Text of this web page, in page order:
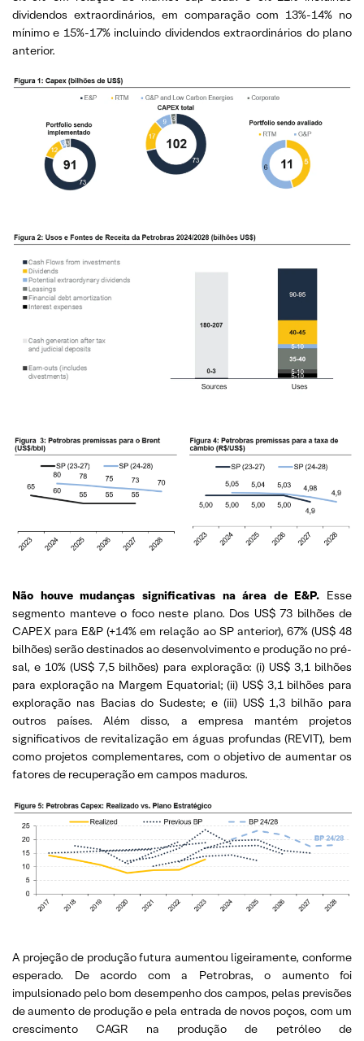
dividendos extraordinários, em comparação com 13%-14% no
mínimo e 15%-17% incluindo dividendos extraordinários do plano
anterior.
Não houve mudanças significativas na área de E&P. Esse
segmento manteve o foco neste plano. Dos US$ 73 bilhões de
CAPEX para E&P (+14% em relação ao SP anterior), 67% (US$ 48
bilhões) serão destinados ao desenvolvimento e produção no pré-
sal, e 10% (US$ 7,5 bilhões) para exploração: (i) US$ 3,1 bilhões
para exploração na Margem Equatorial; (ii) US$ 3,1 bilhões para
exploração nas Bacias do Sudeste; e (iii) US$ 1,3 bilhão para
outros países. Além disso, a empresa mantém projetos
significativos de revitalização em águas profundas (REVIT), bem
como projetos complementares, com o objetivo de aumentar os
fatores de recuperação em campos maduros.
A projeção de produção futura aumentou ligeiramente, conforme
esperado. De acordo com a Petrobras, o aumento foi
impulsionado pelo bom desempenho dos campos, pelas previsões
de aumento de produção e pela entrada de novos poços, com um
crescimento CAGR na produção de petróleo de